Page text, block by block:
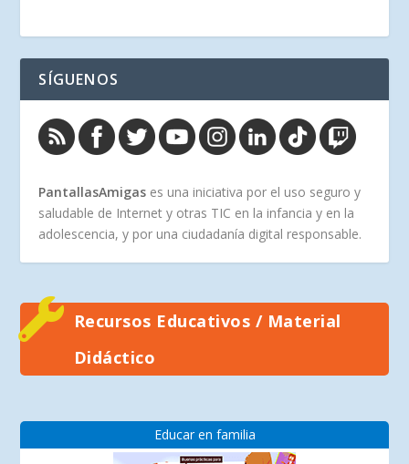
SÍGUENOS
PantallasAmigas es una iniciativa por el uso seguro y
saludable de Internet y otras TIC en la infancia y en la
adolescencia, y por una ciudadanía digital responsable.
Recursos Educativos / Material
Didáctico
Educar en familia